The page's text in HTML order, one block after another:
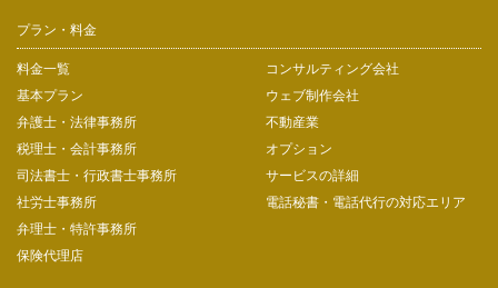
プラン・料金
料金一覧
基本プラン
弁護士・法律事務所
税理士・会計事務所
司法書士・行政書士事務所
社労士事務所
弁理士・特許事務所
保険代理店
コンサルティング会社
ウェブ制作会社
不動産業
オプション
サービスの詳細
電話秘書・電話代行の対応エリア